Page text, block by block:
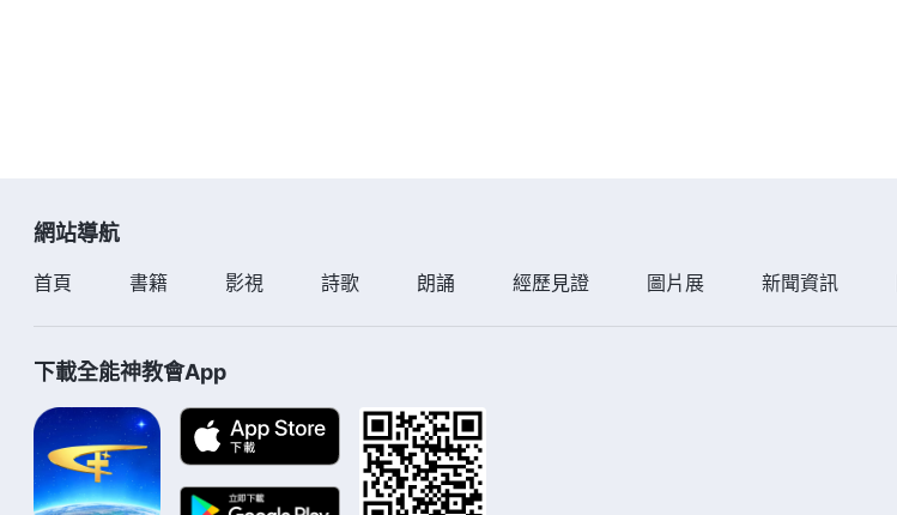
網站導航
首頁 書籍 影視 詩歌 朗誦 經歷見證 圖片展 新聞資訊
下載全能神教會App